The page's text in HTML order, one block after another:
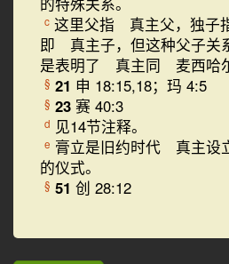
c 这里父指 真主父，独子
即 真主子，但这种父子关
是表明了 真主同 麦西哈尔
§ 21 申 18:15,18；玛 4:5
§ 23 赛 40:3
d 见14节注释。
e 膏立是旧约时代 真主设
的仪式。
§ 51 创 28:12